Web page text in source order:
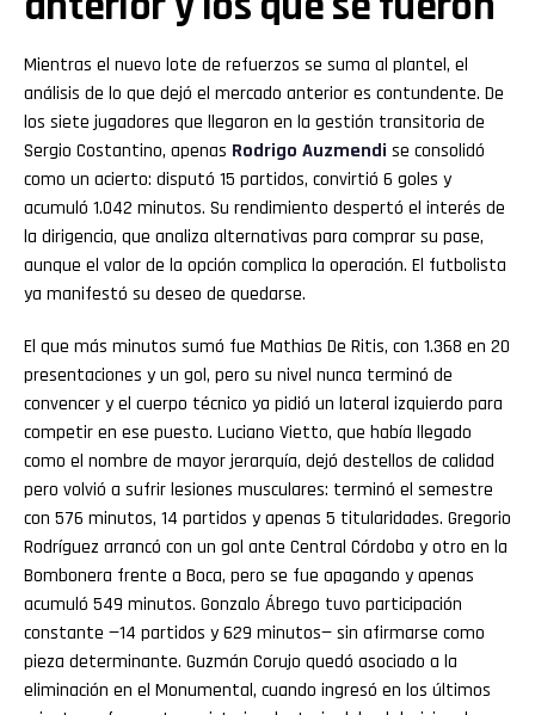
Mientras el nuevo lote de refuerzos se suma al plantel, el
análisis de lo que dejó el mercado anterior es contundente. De
los siete jugadores que llegaron en la gestión transitoria de
Sergio Costantino, apenas Rodrigo Auzmendi se consolidó
como un acierto: disputó 15 partidos, convirtió 6 goles y
acumuló 1.042 minutos. Su rendimiento despertó el interés de
la dirigencia, que analiza alternativas para comprar su pase,
aunque el valor de la opción complica la operación. El futbolista
ya manifestó su deseo de quedarse.
El que más minutos sumó fue Mathias De Ritis, con 1.368 en 20
presentaciones y un gol, pero su nivel nunca terminó de
convencer y el cuerpo técnico ya pidió un lateral izquierdo para
competir en ese puesto. Luciano Vietto, que había llegado
como el nombre de mayor jerarquía, dejó destellos de calidad
pero volvió a sufrir lesiones musculares: terminó el semestre
con 576 minutos, 14 partidos y apenas 5 titularidades. Gregorio
Rodríguez arrancó con un gol ante Central Córdoba y otro en la
Bombonera frente a Boca, pero se fue apagando y apenas
acumuló 549 minutos. Gonzalo Ábrego tuvo participación
constante —14 partidos y 629 minutos— sin afirmarse como
pieza determinante. Guzmán Corujo quedó asociado a la
eliminación en el Monumental, cuando ingresó en los últimos